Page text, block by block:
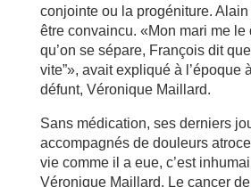
conjointe ou la progéniture.
être convaincu. «Mon mari me le
qu’on se sépare, François dit
vite”», avait expliqué à l’époque
défunt, Véronique Maillard.
Sans médication, ses derniers
accompagnés de douleurs
vie comme il a eue, c’est
Véronique Maillard. Le cancer de